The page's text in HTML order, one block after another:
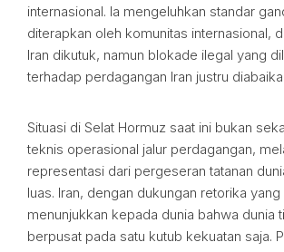
internasional. Ia mengeluhkan standar
diterapkan oleh komunitas internasional,
Iran dikutuk, namun blokade ilegal yang
terhadap perdagangan Iran justru
Situasi di Selat Hormuz saat ini bukan
teknis operasional jalur perdagangan,
representasi dari pergeseran tatanan
luas. Iran, dengan dukungan retorika
menunjukkan kepada dunia bahwa dunia
berpusat pada satu kutub kekuatan saja.